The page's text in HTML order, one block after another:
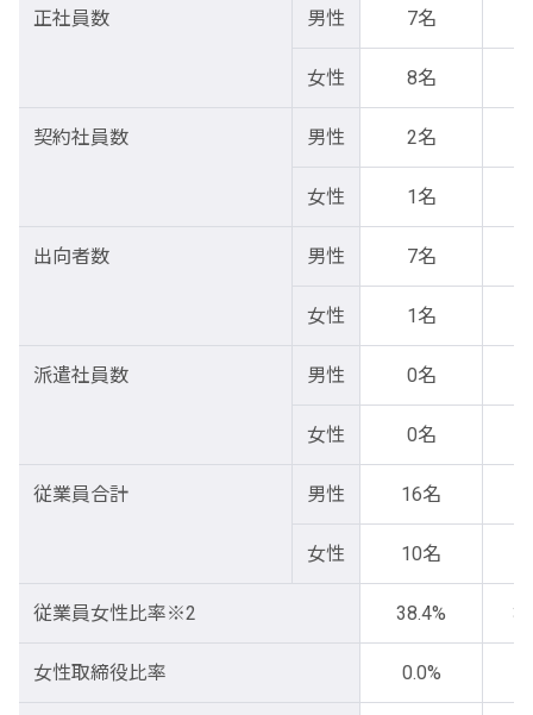
正社員数 男性 7名
女性 8名
契約社員数 男性 2名
女性 1名
出向者数 男性 7名
女性 1名
派遣社員数 男性 0名
女性 0名
従業員合計 男性 16名
女性 10名
従業員女性比率※2 38.4%
女性取締役比率 0.0%